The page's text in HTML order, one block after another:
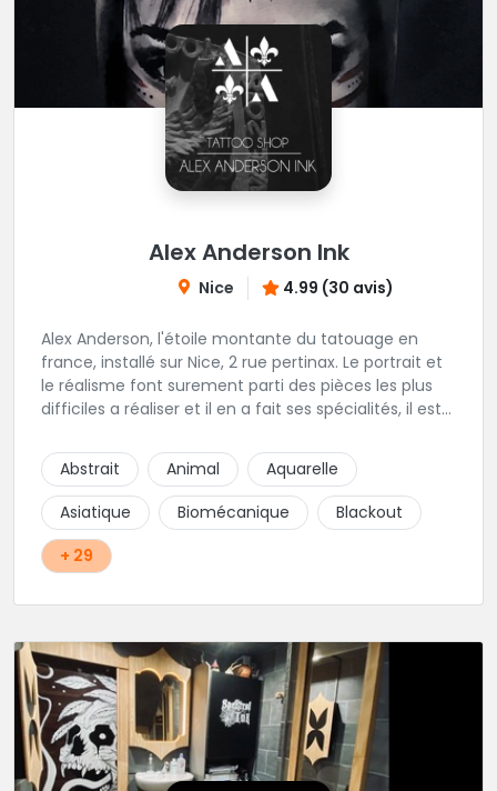
Alex Anderson Ink
Nice 4.99 (30 avis)
Alex Anderson, l'étoile montante du tatouage en
france, installé sur Nice, 2 rue pertinax. Le portrait et
le réalisme font surement parti des pièces les plus
difficiles a réaliser et il en a fait ses spécialités, il est
religieux ou du chicanos. Romain son frère sera vous
combler par sa finesse pour des pièces comme le
mandala, l'ornemental ou la calligraphie pour le
bonheur des futurs tatoués. Il y a aussi Léa, Maureen,
Fat, Tom, Sento, Lily, des artistes hors normes. Il n'y a
qu'à regarder les pièces sélectionnées ici pour
Abstrait Animal
Aquarelle
Asiatique
Biomécanique
Blackout
+ 29